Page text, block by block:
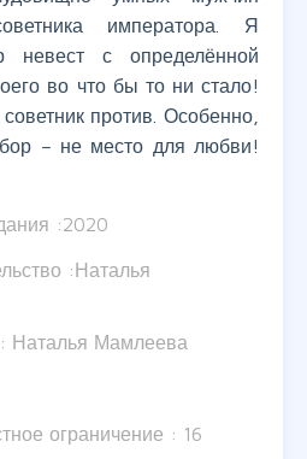
императора. Я
невест с определённой
во что бы то ни стало!
против. Особенно,
– не место для любви!
:2020
:Наталья
Наталья Мамлеева
ограничение : 16